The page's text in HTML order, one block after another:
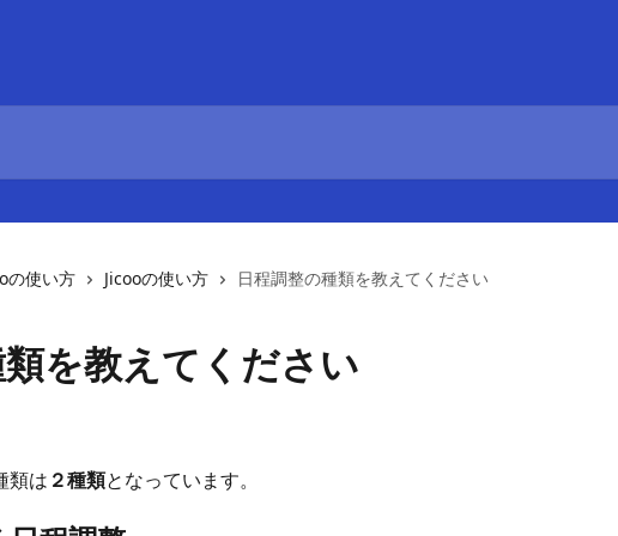
の使い方 Jicooの使い方 日程調整の種類を教えてください
を教えてください
類は ２種類となっています。